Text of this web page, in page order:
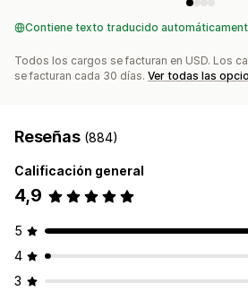
Contiene texto traducido
Todos los cargos se facturan en USD. Los
se facturan cada 30 días. Ver todas las
Reseñas (884)
Calificación general
4,9
5
4
3